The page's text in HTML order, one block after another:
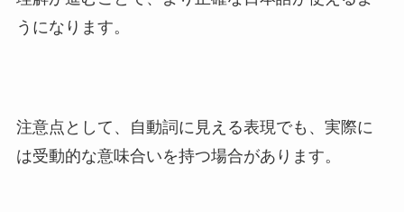
うになります。
注意点として、自動詞に見える表現でも、実際に
は受動的な意味合いを持つ場合があります。